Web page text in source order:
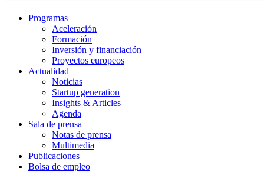
Programas
Aceleración
Formación
Inversión y financiación
Proyectos europeos
Actualidad
Noticias
Startup generation
Insights & Articles
Agenda
Sala de prensa
Notas de prensa
Multimedia
Publicaciones
Bolsa de empleo